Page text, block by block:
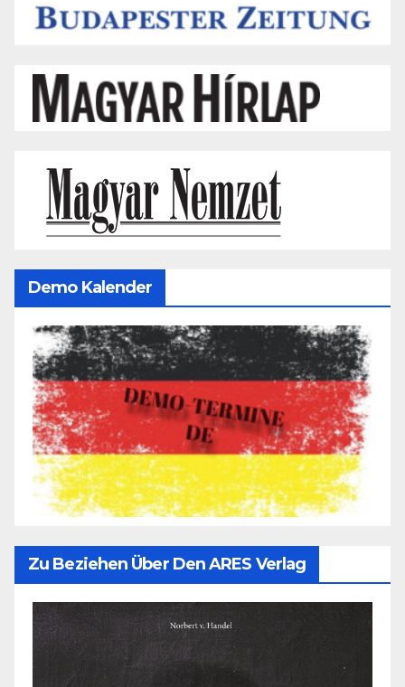
Demo Kalender
Zu Beziehen Über Den ARES Verlag